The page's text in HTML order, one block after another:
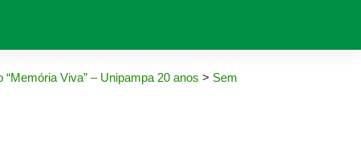
“Memória Viva” – Unipampa 20 anos > Sem